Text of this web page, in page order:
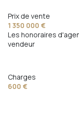
interphone
quartier Cap Brun
Prix de vente
1 350 000 €
Les honoraires
vendeur
Charges
600 €